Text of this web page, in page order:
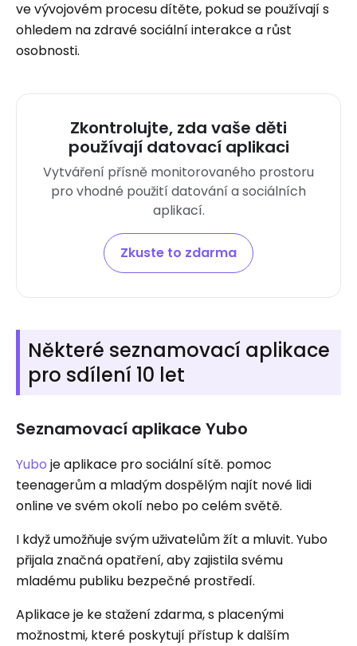
ve vývojovém procesu dítěte, pokud se používají s
ohledem na zdravé sociální interakce a růst
osobnosti.
Zkontrolujte, zda vaše děti
používají datovací aplikaci
Vytváření přísně monitorovaného prostoru
pro vhodné použití datování a sociálních
aplikací.
Zkuste to zdarma
Některé seznamovací aplikace
pro sdílení 10 let
Seznamovací aplikace Yubo
Yubo je aplikace pro sociální sítě. pomoc
teenagerům a mladým dospělým najít nové lidi
online ve svém okolí nebo po celém světě.
I když umožňuje svým uživatelům žít a mluvit. Yubo
přijala značná opatření, aby zajistila svému
mladému publiku bezpečné prostředí.
Aplikace je ke stažení zdarma, s placenými
možnostmi, které poskytují přístup k dalším